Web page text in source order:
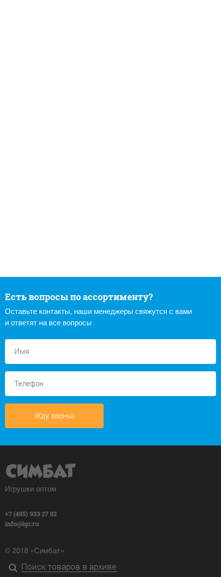
Есть вопросы по ассортименту?
Оставьте контакты, наши менеджеры свяжутся с вами
и ответят на все вопросы
Жду звонка
Игрушки оптом
+7 (495) 933 27 02
info@igr.ru
© 2018 «Симбат»